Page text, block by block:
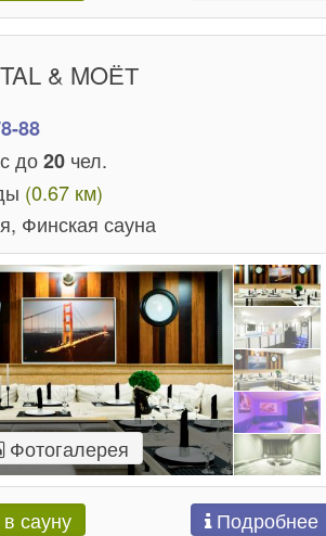
& MOЁТ
88
до20 чел.
(0.67 км)
Финская сауна
Фотогалерея
сауну Подробнее